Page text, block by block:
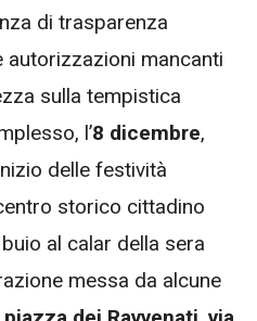
di trasparenza
autorizzazioni mancanti
sulla tempistica
l’8 dicembre,
delle festività
storico cittadino
al calar della sera
messa da alcune